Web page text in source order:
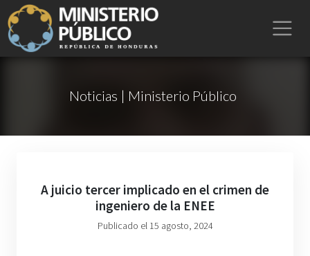
Noticias | Ministerio Público
A juicio tercer implicado en el crimen de
ingeniero de la ENEE
Publicado el 15 agosto, 2024